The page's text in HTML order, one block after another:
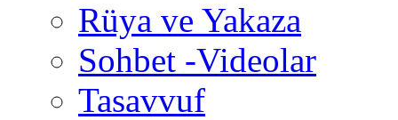
Rüya ve Yakaza
Sohbet -Videolar
Tasavvuf